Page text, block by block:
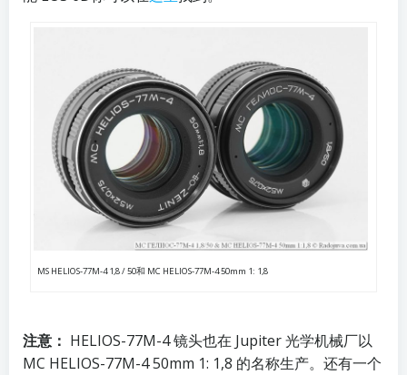
MS HELIOS-77M-4 1,8 / 50和 MC HELIOS-77M-4 50mm 1: 1,8
注意： HELIOS-77M-4 镜头也在 Jupiter 光学机械厂以
MC HELIOS-77M-4 50mm 1: 1,8 的名称生产。还有一个